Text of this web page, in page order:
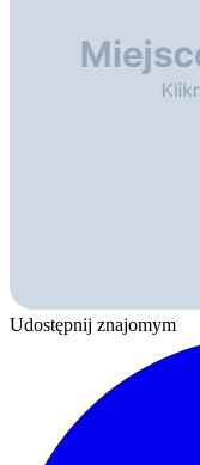
Udostępnij znajomym